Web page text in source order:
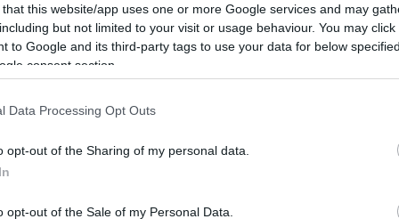
that this website/app uses one or more Google services and may
but not limited to your visit or usage behaviour. You may
to Google and its third-party tags to use your data for below
consent section.
Data Processing Opt Outs
opt-out of the Sharing of my personal data.
opt-out of the Sale of my Personal Data.
απόδοσης ευθυνών, αλλά της ευθύνης»
τα αυτονόητα και να μην παρακολουθεί
22:10